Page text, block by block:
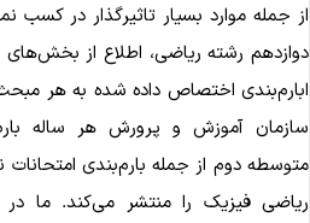
جمله موارد بسیار تاثیرگذار در کسب
رشته ریاضی، اطلاع از
اختصاص داده شده به هر
آموزش و پرورش هر ساله
دوم از جمله بارم‌بندی امتحانات
فیزیک را منتشر می‌کند. ما در